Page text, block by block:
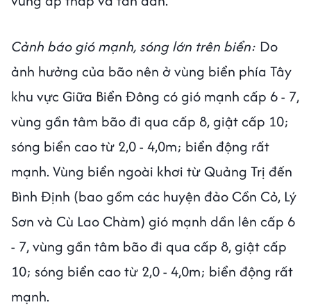
Cảnh báo gió mạnh, sóng lớn trên biển: Do
ảnh hưởng của bão nên ở vùng biển phía Tây
khu vực Giữa Biển Đông có gió mạnh cấp 6 - 7,
vùng gần tâm bão đi qua cấp 8, giật cấp 10;
sóng biển cao từ 2,0 - 4,0m; biển động rất
mạnh.Vùng biển ngoài khơi từ Quảng Trị đến
Bình Định (bao gồm các huyện đảo Cồn Cỏ, Lý
Sơn và Cù Lao Chàm) gió mạnh dần lên cấp 6
- 7, vùng gần tâm bão đi qua cấp 8, giật cấp
10; sóng biển cao từ 2,0 - 4,0m; biển động rất
mạnh.